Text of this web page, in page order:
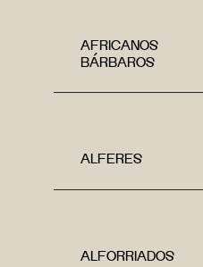
AFRICANOS
BÁRBAROS
ALFERES
ALFORRIADOS